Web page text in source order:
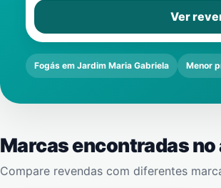
Ver
Fogás em Jardim Maria Gabriela Menor
Marcas encontradas no
Compare revendas com diferentes